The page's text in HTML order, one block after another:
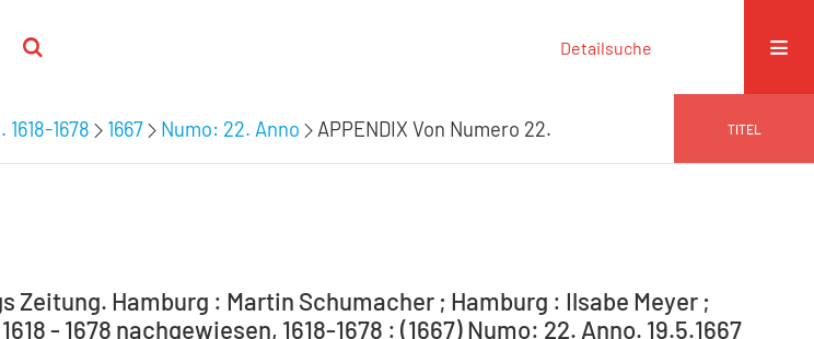
Detailsuche
1678 1667 Numo: 22. Anno APPENDIX Von Numero 22. TITEL
Zeitung. Hamburg : Martin Schumacher ; Hamburg : Ilsabe Meyer ;
- 1678 nachgewiesen, 1618-1678 : (1667) Numo: 22. Anno. 19.5.1667